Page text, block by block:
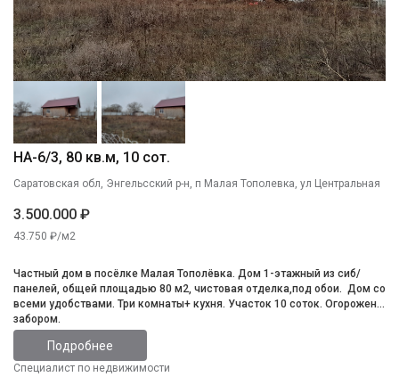
НА-6/3, 80 кв.м, 10 сот.
Саратовская обл, Энгельсский р-н, п Малая Тополевка, ул Центральная
3.500.000 ₽
43.750 ₽/м2
Частный дом в посёлке Малая Тополёвка. Дом 1-этажный из сиб/
панелей, общей площадью 80 м2, чистовая отделка,под обои. Дом со
всеми удобствами. Три комнаты+ кухня. Участок 10 соток. Огорожен
забором.
Подробнее
Специалист по недвижимости